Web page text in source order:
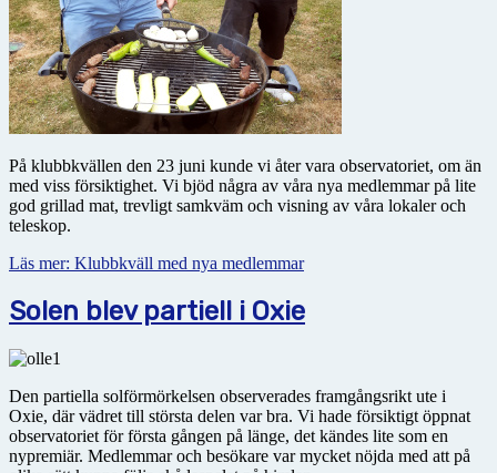
På klubbkvällen den 23 juni kunde vi åter vara observatoriet, om än
med viss försiktighet. Vi bjöd några av våra nya medlemmar på lite
god grillad mat, trevligt samkväm och visning av våra lokaler och
teleskop.
Läs mer: Klubbkväll med nya medlemmar
Solen blev partiell i Oxie
Den partiella solförmörkelsen observerades framgångsrikt ute i
Oxie, där vädret till största delen var bra. Vi hade försiktigt öppnat
observatoriet för första gången på länge, det kändes lite som en
nypremiär. Medlemmar och besökare var mycket nöjda med att på